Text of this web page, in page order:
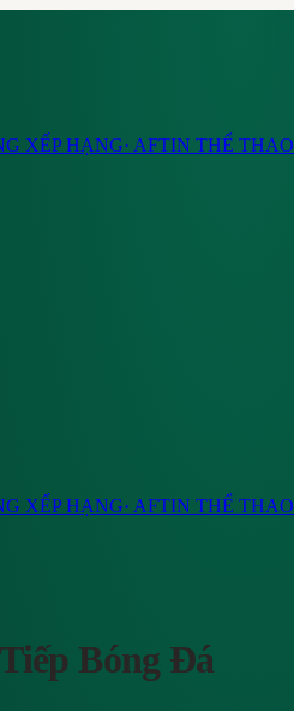
XẾP HẠNG· AFTIN THỂ THAO
XẾP HẠNG· AFTIN THỂ THAO
Bóng Đá